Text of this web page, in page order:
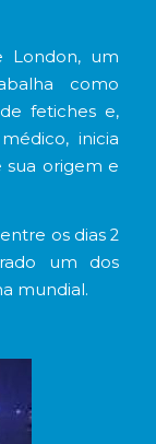
London, um
como
fetiches e,
inicia
sua origem e
os dias 2
um dos
mundial.